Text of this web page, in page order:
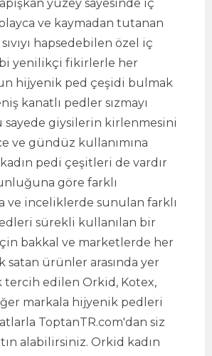
yüzey sayesinde iç
ve kaymadan tutanan
hapsedebilen özel iç
yenilikçi fikirlerle her
hijyenik ped çeşidi bulmak
kanatlı pedler sızmayı
sayede giysilerin kirlenmesini
ve gündüz kullanımına
pedi çeşitleri de vardır
göre farklı
ve inceliklerde sunulan farklı
sürekli kullanılan bir
bakkal ve marketlerde her
satan ürünler arasında yer
tercih edilen Orkid, Kotex,
markala hijyenik pedleri
ToptanTR.com'dan siz
alabilirsiniz. Orkid kadın